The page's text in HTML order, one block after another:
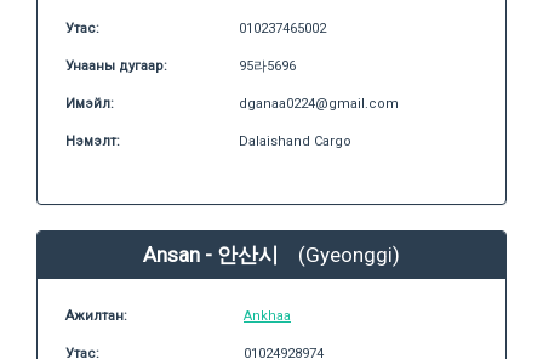
Утас: 010237465002
Унааны дугаар: 95라5696
Имэйл: dganaa0224@gmail.com
Нэмэлт: Dalaishand Cargo
Ansan - 안산시 (Gyeonggi)
Ажилтан: Ankhaa
Утас: 01024928974